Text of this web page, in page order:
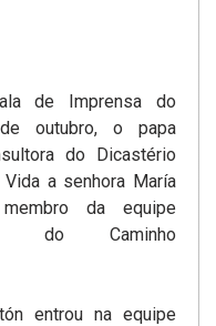
de Imprensa do
outubro, o papa
do Dicastério
a senhora María
da equipe
do Caminho
entrou na equipe